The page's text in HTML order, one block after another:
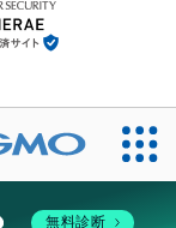
無料診断